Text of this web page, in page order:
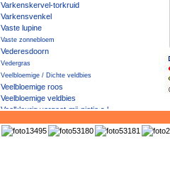
Varkenskervel-torkruid
Varkensvenkel
Vaste lupine
Vaste zonnebloem
Vederesdoorn
Vedergras
Veelbloemige / Dichte veldbies
Veelbloemige roos
Veelbloemige veldbies
Veelkleurig vergeet-mij-nietje s.l.
Veelspletige lavendel